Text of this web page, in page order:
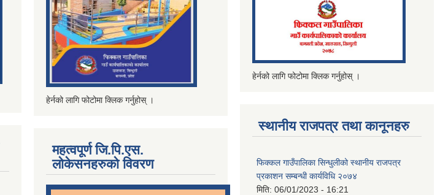
हेर्नको लागि फोटोमा क्लिक गर्नुहोस् ।
महत्वपूर्ण जि.पि.एस.
लोकेसनहरुको विवरण
हेर्नको लागि फोटोमा क्लिक गर्नुहोस् ।
स्थानीय राजपत्र तथा कानूनहरु
फिक्कल गाउँपालिका सिन्धुलीको स्थानीय राजपत्र
प्रकाशन सम्बन्धी कार्यविधि २०७४
मिति: 06/01/2023 - 16:21